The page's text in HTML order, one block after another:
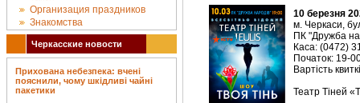
Организация праздников
Знакомства
Черкасские новости
Прихована небезпека: вчені
пояснили, чому шкідливі чайні
пакетики
10 березня
м. Черкаси,
ПК "Дружба
Каса: (0472)
Початок: 19-
Вартість
Театр Тіней